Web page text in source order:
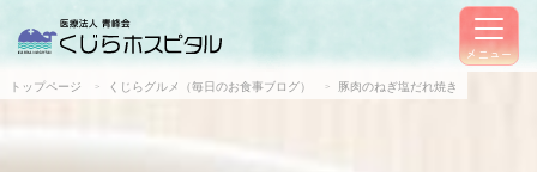
メニュー
トップページ くじらグルメ（毎日のお食事ブログ） 豚肉のねぎ塩だれ焼き